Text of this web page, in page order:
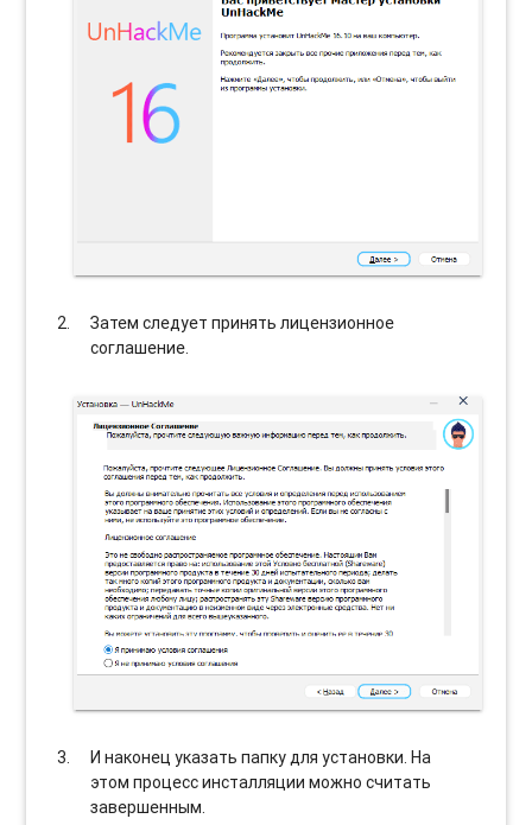
Затем следует принять лицензионное
соглашение.
И наконец указать папку для установки. На
этом процесс инсталляции можно считать
завершенным.